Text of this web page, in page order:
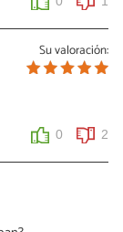
Su valoración:
0 2